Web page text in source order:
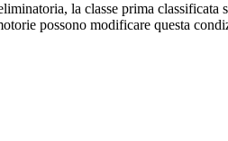
la classe prima
possono modificare questa